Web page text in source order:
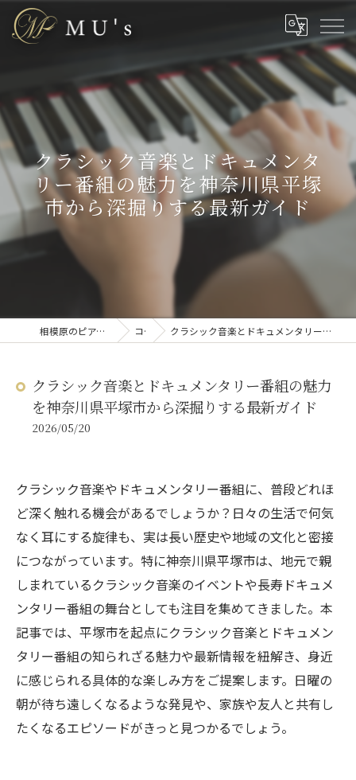
クラシック音楽とドキュメンタ
リー番組の魅力を神奈川県平塚
市から深掘りする最新ガイド
相模原のピアノ教室なら株式会社MU’s コラム クラシック音楽とドキュメンタリー番組の魅力を神奈川県平塚市から深掘りする最新ガイド
クラシック音楽とドキュメンタリー番組の魅力
を神奈川県平塚市から深掘りする最新ガイド
2026/05/20
クラシック音楽やドキュメンタリー番組に、普段どれほ
ど深く触れる機会があるでしょうか？日々の生活で何気
なく耳にする旋律も、実は長い歴史や地域の文化と密接
につながっています。特に神奈川県平塚市は、地元で親
しまれているクラシック音楽のイベントや長寿ドキュメ
ンタリー番組の舞台としても注目を集めてきました。本
記事では、平塚市を起点にクラシック音楽とドキュメン
タリー番組の知られざる魅力や最新情報を紐解き、身近
に感じられる具体的な楽しみ方をご提案します。日曜の
朝が待ち遠しくなるような発見や、家族や友人と共有し
たくなるエピソードがきっと見つかるでしょう。